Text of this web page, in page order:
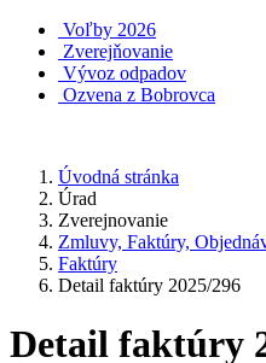
Voľby 2026
Zverejňovanie
Vývoz odpadov
Ozvena z Bobrovca
Úvodná stránka
Úrad
Zverejnovanie
Zmluvy, Faktúry,
Faktúry
Detail faktúry 2025/296
Detail faktúry